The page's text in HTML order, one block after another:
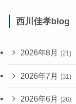
西川佳孝blog
2026年8月 (21)
2026年7月 (31)
2026年6月 (26)